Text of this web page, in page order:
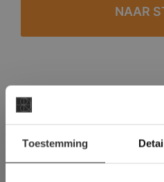
Toestemming
#1 in de categorie
Binnen 24 uur een
Meer dan 500 m2
Deze
gebruik van